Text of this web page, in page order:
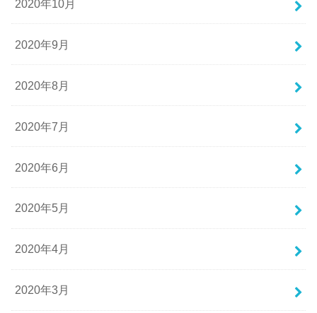
2020年10月
2020年9月
2020年8月
2020年7月
2020年6月
2020年5月
2020年4月
2020年3月